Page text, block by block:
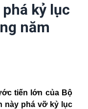
kỷ lục
năm
tiến lớn của Bộ
này phá vỡ kỷ lục